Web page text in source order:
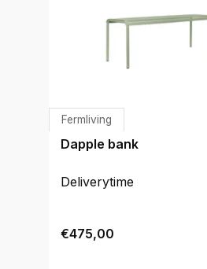
Fermliving
Dapple bank
Deliverytime
€475,00